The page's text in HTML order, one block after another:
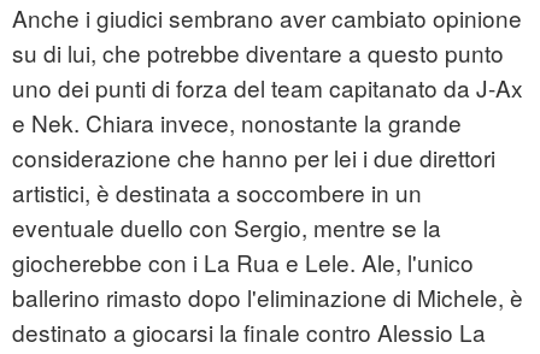
Anche i giudici sembrano aver cambiato opinione
su di lui, che potrebbe diventare a questo punto
uno dei punti di forza del team capitanato da J-Ax
e Nek. Chiara invece, nonostante la grande
considerazione che hanno per lei i due direttori
artistici, è destinata a soccombere in un
eventuale duello con Sergio, mentre se la
giocherebbe con i La Rua e Lele. Ale, l'unico
ballerino rimasto dopo l'eliminazione di Michele, è
destinato a giocarsi la finale contro Alessio La